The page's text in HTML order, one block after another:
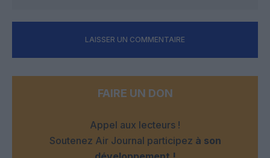
LAISSER UN COMMENTAIRE
FAIRE UN DON
Appel aux lecteurs !
Soutenez Air Journal participez à son